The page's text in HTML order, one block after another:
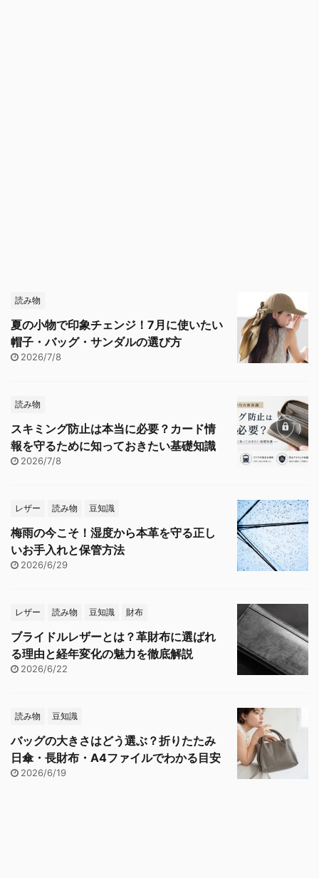
読み物
夏の小物で印象チェンジ！7月に使いたい
帽子・バッグ・サンダルの選び方
2026/7/8
読み物
スキミング防止は本当に必要？カード情
報を守るために知っておきたい基礎知識
2026/7/8
レザー 読み物 豆知識
梅雨の今こそ！湿度から本革を守る正し
いお手入れと保管方法
2026/6/29
レザー 読み物 豆知識 財布
ブライドルレザーとは？革財布に選ばれ
る理由と経年変化の魅力を徹底解説
2026/6/22
読み物 豆知識
バッグの大きさはどう選ぶ？折りたたみ
日傘・長財布・A4ファイルでわかる目安
2026/6/19